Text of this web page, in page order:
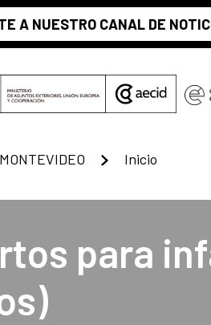
A NUESTRO CANAL DE
Inicio
para